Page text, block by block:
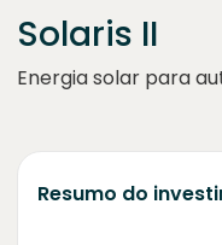
Solaris II
Energia solar para
Resumo do